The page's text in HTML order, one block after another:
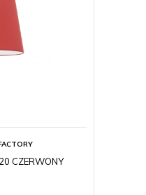
CZERWONY